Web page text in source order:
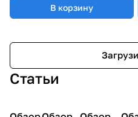
В корзину
Статьи
3D
3D
3D